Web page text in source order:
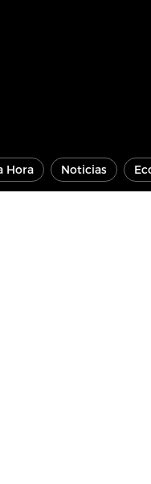
Hora Noticias